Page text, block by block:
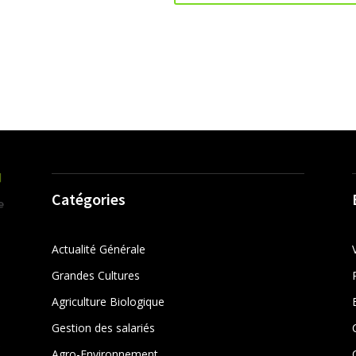
Catégories
Actualité Générale
Grandes Cultures
Agriculture Biologique
Gestion des salariés